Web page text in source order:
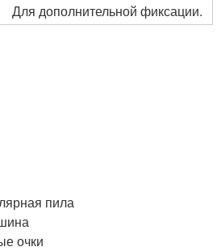
Для дополнительной фиксации.
пила
очки